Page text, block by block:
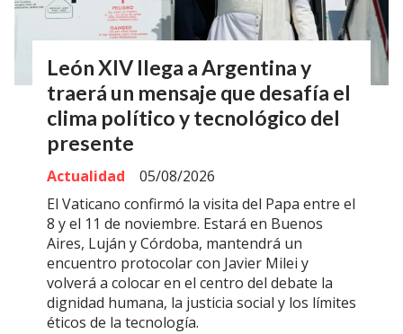
León XIV llega a Argentina y
traerá un mensaje que desafía el
clima político y tecnológico del
presente
Actualidad
05/08/2026
El Vaticano confirmó la visita del Papa entre el
8 y el 11 de noviembre. Estará en Buenos
Aires, Luján y Córdoba, mantendrá un
encuentro protocolar con Javier Milei y
volverá a colocar en el centro del debate la
dignidad humana, la justicia social y los límites
éticos de la tecnología.